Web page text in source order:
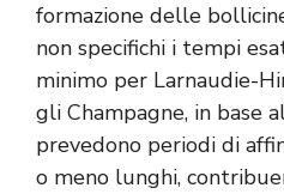
formazione delle
non specifichi i tempi
minimo per Larnaudie-
gli Champagne, in base
prevedono periodi di
o meno lunghi,